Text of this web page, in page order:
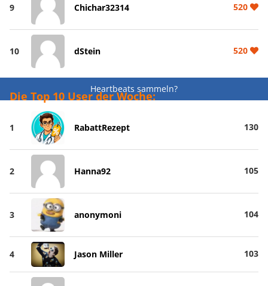
9 Chichar32314 520
10 dStein 520
Heartbeats sammeln?
Die Top 10 User der Woche:
1 RabattRezept 130
2 Hanna92 105
3 anonymoni 104
4 Jason Miller 103